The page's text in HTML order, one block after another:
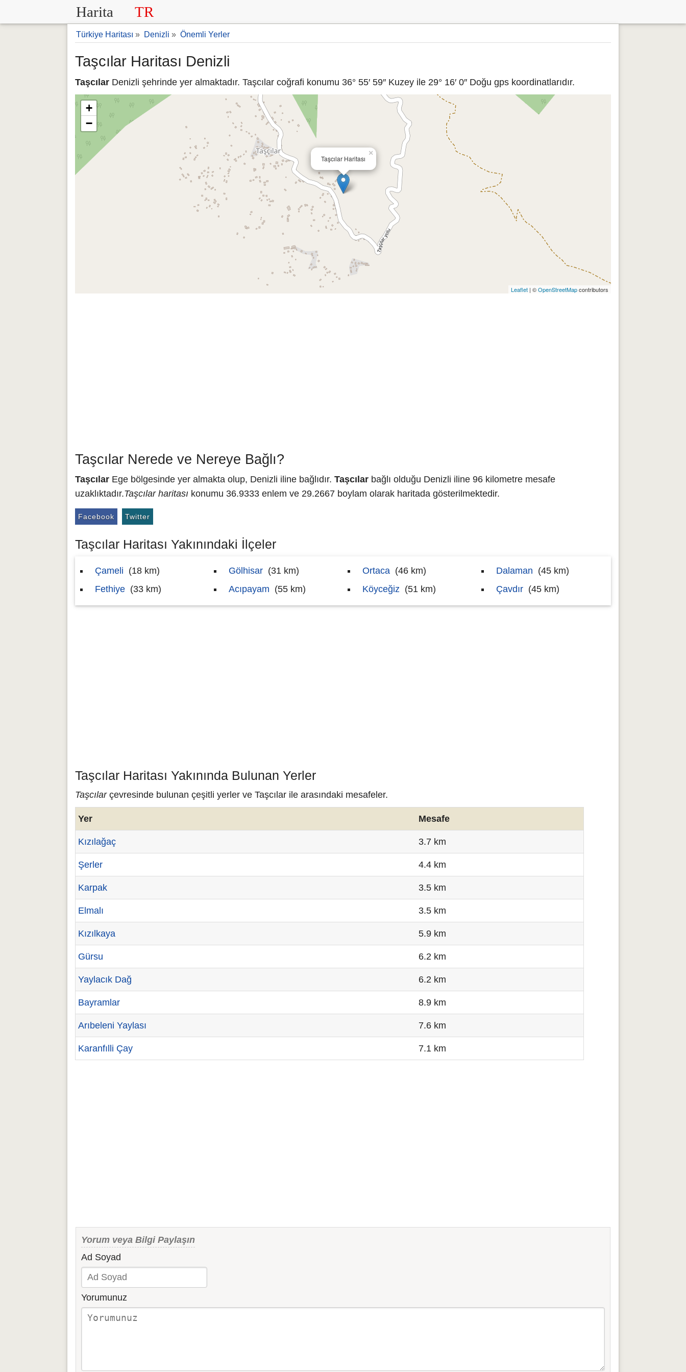
Harita TR
Türkiye Haritası » Denizli » Önemli Yerler
Taşcılar Haritası Denizli
Taşcılar Denizli şehrinde yer almaktadır. Taşcılar coğrafi konumu 36° 55′ 59″ Kuzey ile 29° 16′ 0″ Doğu gps koordinatlarıdır.
Taşcılar Haritası
×
+
−
Leaflet | ©OpenStreetMapcontributors
Taşcılar Nerede ve Nereye Bağlı?
Taşcılar Ege bölgesinde yer almakta olup, Denizli iline bağlıdır. Taşcılar bağlı olduğu Denizli iline 96 kilometre mesafe
uzaklıktadır.Taşcılar haritası konumu 36.9333 enlem ve 29.2667 boylam olarak haritada gösterilmektedir.
Facebook Twitter
Taşcılar Haritası Yakınındaki İlçeler
Çameli (18 km)
Fethiye (33 km)
Gölhisar (31 km)
Acıpayam (55 km)
Ortaca (46 km)
Köyceğiz (51 km)
Dalaman (45 km)
Çavdır (45 km)
Taşcılar Haritası Yakınında Bulunan Yerler
Taşcılarçevresinde bulunan çeşitli yerler ve Taşcılar ile arasındaki mesafeler.
Yer Mesafe
Kızılağaç 3.7 km
Şerler 4.4 km
Karpak 3.5 km
Elmalı 3.5 km
Kızılkaya 5.9 km
Gürsu 6.2 km
Yaylacık Dağ 6.2 km
Bayramlar 8.9 km
Arıbeleni Yaylası 7.6 km
Karanfılli Çay 7.1 km
Yorum veya Bilgi Paylaşın
Ad Soyad
Yorumunuz